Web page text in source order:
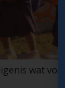
wat